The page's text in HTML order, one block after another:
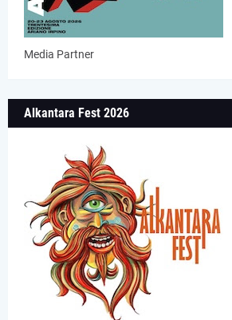
Media Partner
Alkantara Fest 2026